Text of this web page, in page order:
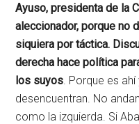
Ayuso, presidenta de la
aleccionador, porque no
siquiera por táctica.
derecha hace política
los suyos . Porque es
desencuentran. No
como la izquierda. Si